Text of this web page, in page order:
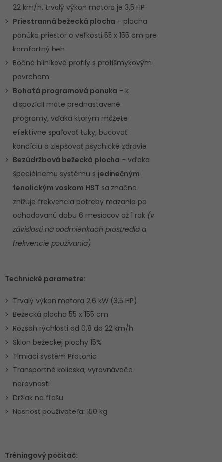
22 km/h, trvalý výkon motora je 3,5 HP
Priestranná bežecká plocha - plocha
ponúka priestor o veľkosti 55 x 155 cm pre
komfortný beh
Bočné hliníkové profily s protišmykovým
povrchom
Bohatá programová ponuka - k
dispozícii máte prednastavené
programy, vďaka ktorým môžete
efektívne spaľovať tuky, budovať
kondíciu a zlepšovať psychické zdravie
Bezúdržbová bežecká plocha - vďaka
špeciálnemu systému s jedinečným
fenolickým voskom HST sa značne
znižuje frekvencia potreby mazania po
odhadovanú dobu 6 mesiacov až 1 rok (v
závislosti na podmienkach prostredia a
frekvencie používania)
Technické parametre:
Trvalý výkon motora 2,6 kW (3,5 HP)
Bežecká plocha 55 x 155 cm
Rozsah rýchlosti od 0,8 do 22 km/h
Sklon bežeckej plochy 15%
Tlmiaci systém Protonic
Transportné kolieska, vyrovnávače
nerovnosti
Držiak na fľašu
Nosnosť používateľa: 150 kg
Tréningový počítač: